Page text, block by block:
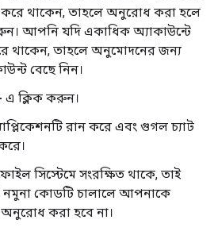
করে থাকেন, তাহলে অনুরোধ করা হলে
আপনি যদি একাধিক অ্যাকাউন্টে
থাকেন, তাহলে অনুমোদনের জন্য
বেছে নিন।
এ ক্লিক করুন।
রান করে এবং গুগল চ্যাট
সিস্টেমে সংরক্ষিত থাকে, তাই
কোডটি চালালে আপনাকে
করা হবে না।